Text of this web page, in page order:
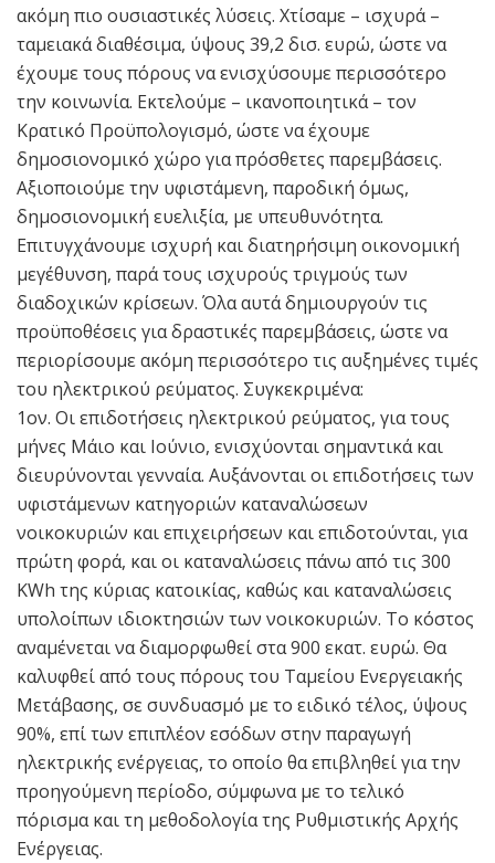
ακόμη πιο ουσιαστικές λύσεις. Χτίσαμε – ισχυρά –
ταμειακά διαθέσιμα, ύψους 39,2 δισ. ευρώ, ώστε να
έχουμε τους πόρους να ενισχύσουμε περισσότερο
την κοινωνία. Εκτελούμε – ικανοποιητικά – τον
Κρατικό Προϋπολογισμό, ώστε να έχουμε
δημοσιονομικό χώρο για πρόσθετες παρεμβάσεις.
Αξιοποιούμε την υφιστάμενη, παροδική όμως,
δημοσιονομική ευελιξία, με υπευθυνότητα.
Επιτυγχάνουμε ισχυρή και διατηρήσιμη οικονομική
μεγέθυνση, παρά τους ισχυρούς τριγμούς των
διαδοχικών κρίσεων. Όλα αυτά δημιουργούν τις
προϋποθέσεις για δραστικές παρεμβάσεις, ώστε να
περιορίσουμε ακόμη περισσότερο τις αυξημένες τιμές
του ηλεκτρικού ρεύματος. Συγκεκριμένα:
1ον. Οι επιδοτήσεις ηλεκτρικού ρεύματος, για τους
μήνες Μάιο και Ιούνιο, ενισχύονται σημαντικά και
διευρύνονται γενναία. Αυξάνονται οι επιδοτήσεις των
υφιστάμενων κατηγοριών καταναλώσεων
νοικοκυριών και επιχειρήσεων και επιδοτούνται, για
πρώτη φορά, και οι καταναλώσεις πάνω από τις 300
KWh της κύριας κατοικίας, καθώς και καταναλώσεις
υπολοίπων ιδιοκτησιών των νοικοκυριών. Το κόστος
αναμένεται να διαμορφωθεί στα 900 εκατ. ευρώ. Θα
καλυφθεί από τους πόρους του Ταμείου Ενεργειακής
Μετάβασης, σε συνδυασμό με το ειδικό τέλος, ύψους
90%, επί των επιπλέον εσόδων στην παραγωγή
ηλεκτρικής ενέργειας, το οποίο θα επιβληθεί για την
προηγούμενη περίοδο, σύμφωνα με το τελικό
πόρισμα και τη μεθοδολογία της Ρυθμιστικής Αρχής
Ενέργειας.